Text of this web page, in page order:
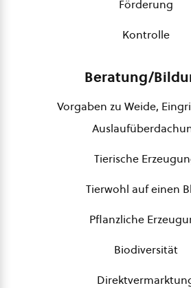
Förderung
Kontrolle
Beratung/
Vorgaben zu Weide,
Tierische
Tierwohl auf einen
Pflanzliche
Biodiversität